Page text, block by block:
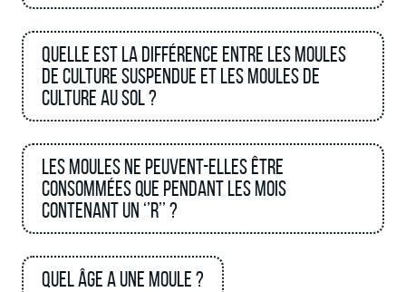
Quelle est la différence entre les moules
de culture suspendue et les moules de
culture au sol ?
Les moules ne peuvent-elles être
consommées que pendant les mois
contenant un ‘’R’’ ?
Quel âge a une moule ?